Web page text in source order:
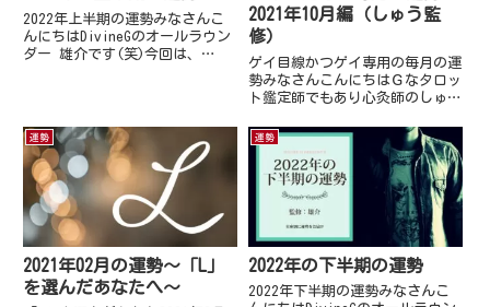
2022年上半期の運勢みなさんこ
んにちはDivineGのオールラウン
ダー 雄介です(笑)今回は、
れるように、言葉をちょっとした
変換をいれてみま...
2021年10月編（しゅう監
修）
ゲイ目線かつゲイ専用の毎月の運
勢みなさんこんにちはＧなタロッ
ト鑑定師でもあり心灸師のしゅう
毎月の運勢をゲイ目線かつゲイ専
用としてお届けさせていただきま
す。ぜひ、皆様に見ていただけれ
ば幸いです。12星座をエレ...
運勢
2021年02月の運勢～「L」
を選んだあなたへ～
運勢
2022年の下半期の運勢
2022年下半期の運勢みなさんこ